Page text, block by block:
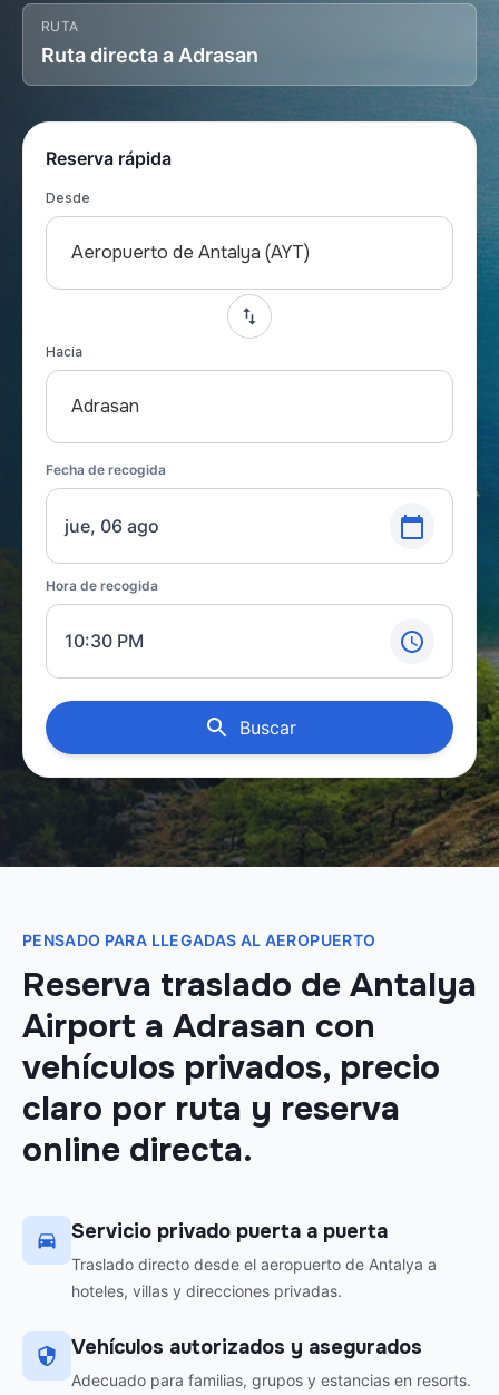
RUTA
Ruta directa a Adrasan
Reserva rápida
Desde
Aeropuerto de Antalya (AYT)
Hacia
Adrasan
Fecha de recogida
jue, 06 ago
Hora de recogida
10:30 PM
Buscar
PENSADO PARA LLEGADAS AL AEROPUERTO
Reserva traslado de Antalya
Airport a Adrasan con
vehículos privados, precio
claro por ruta y reserva
online directa.
Servicio privado puerta a puerta
Traslado directo desde el aeropuerto de Antalya a
hoteles, villas y direcciones privadas.
Vehículos autorizados y asegurados
Adecuado para familias, grupos y estancias en resorts.